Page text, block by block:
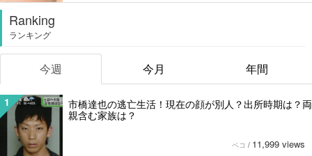
Ranking
ランキング
今週 今月 年間
1
市橋達也の逃亡生活！現在の顔が別人？出所時期は？両
親含む家族は？
ペコ / 11,999 views